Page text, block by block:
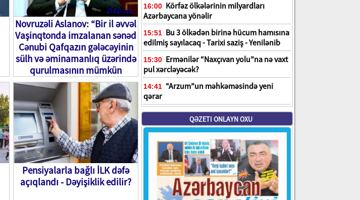
Novruzəli Aslanov: “Bir il əvvəl
Vaşinqtonda imzalanan sənəd
Cənubi Qafqazın gələcəyinin
sülh və əminamanlıq üzərində
qurulmasının mümkün
olduğunu nümayiş etdirir”
Pensiyalarla bağlı İLK dəfə
açıqlandı - Dəyişiklik edilir?
16:00 Körfəz ölkələrinin milyardları
Azərbaycana yönəlir
15:51 Bu 3 ölkədən birinə hücum hamısına
edilmiş sayılacaq - Tarixi saziş - Yenilənib
15:30 Ermənilər “Naxçıvan yolu”na nə vaxt
pul xərcləyəcək?
14:41 “Arzum”un məhkəməsində yeni
qərar
QƏZETI ONLAYN OXU